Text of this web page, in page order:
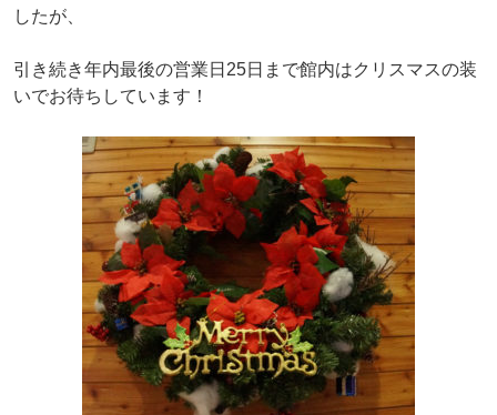
したが、
引き続き年内最後の営業日25日まで館内はクリスマスの装
いでお待ちしています！